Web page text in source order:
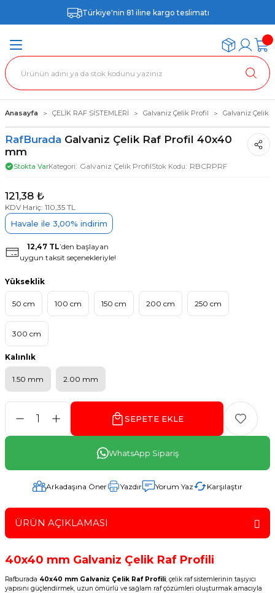
Türkiye'nin 81 iline kargo teslimatı
Anasayfa ÇELİK RAF SİSTEMLERİ Galvaniz Çelik Profil Galvaniz Çelik
RafBurada Galvaniz Çelik Raf Profil 40x40
mm
Stokta VarKategori Galvaniz Çelik ProfilStok Kodu RBCRPRF
121,38 ₺
KDV Hariç: 110,35 TL
Havale ile 3,00% indirim
12,47 TL’den başlayan
uygun taksit seçenekleriyle!
Yükseklik
50 cm 100 cm 150 cm 200 cm 250 cm
300 cm
Kalınlık
1.50 mm 2.00 mm
SEPETE EKLE
WhatsApp Sipariş
Arkadaşına Öner Yazdır Yorum Yaz Karşılaştır
ÜRÜN AÇIKLAMASI
40x40 mm Galvaniz Çelik Raf Profili
Rafburada 40x40 mm Galvaniz Çelik Raf Profili; çelik raf sistemlerinin taşıyıcı
yapısını güçlendirmek, uzun ömürlü ve sağlam raf çözümleri oluşturmak amacıyla